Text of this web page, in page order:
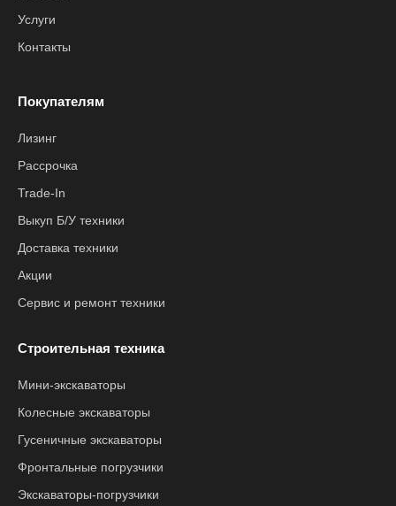
Услуги
Контакты
Покупателям
Лизинг
Рассрочка
Trade-In
Выкуп Б/У техники
Доставка техники
Акции
Сервис и ремонт техники
Строительная техника
Мини-экскаваторы
Колесные экскаваторы
Гусеничные экскаваторы
Фронтальные погрузчики
Экскаваторы-погрузчики